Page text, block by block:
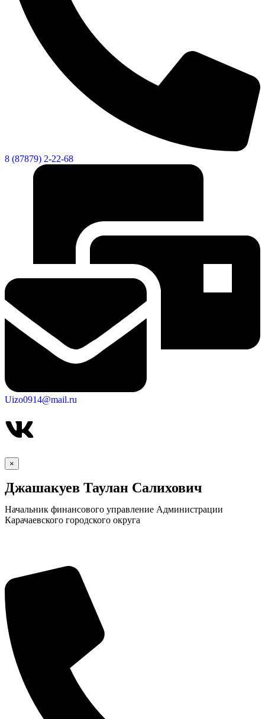
8 (87879) 2-22-68
Uizo0914@mail.ru
×
Джашакуев Таулан Салихович
Начальник финансового управление Администрации
Карачаевского городского округа